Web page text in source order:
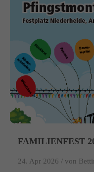
Lorem ipsum dolor sit
Aenean commodo ligula
natoque penatibus et
ridiculus mus. Donec
FAMILIENFEST
24. Apr 2026 / von